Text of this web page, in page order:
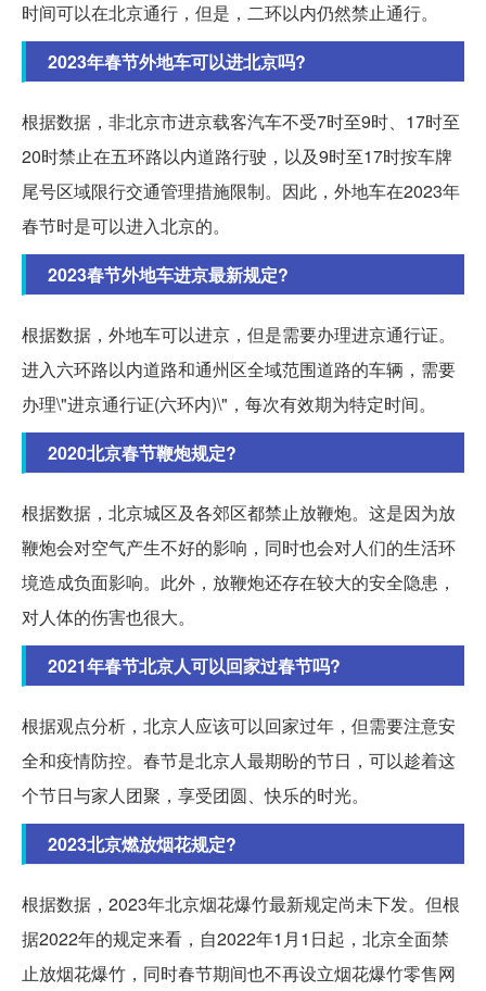
时间可以在北京通行，但是，二环以内仍然禁止通行。
2023年春节外地车可以进北京吗?
根据数据，非北京市进京载客汽车不受7时至9时、17时至
20时禁止在五环路以内道路行驶，以及9时至17时按车牌
尾号区域限行交通管理措施限制。因此，外地车在2023年
春节时是可以进入北京的。
2023春节外地车进京最新规定?
根据数据，外地车可以进京，但是需要办理进京通行证。
进入六环路以内道路和通州区全域范围道路的车辆，需要
办理\"进京通行证(六环内)\"，每次有效期为特定时间。
2020北京春节鞭炮规定?
根据数据，北京城区及各郊区都禁止放鞭炮。这是因为放
鞭炮会对空气产生不好的影响，同时也会对人们的生活环
境造成负面影响。此外，放鞭炮还存在较大的安全隐患，
对人体的伤害也很大。
2021年春节北京人可以回家过春节吗?
根据观点分析，北京人应该可以回家过年，但需要注意安
全和疫情防控。春节是北京人最期盼的节日，可以趁着这
个节日与家人团聚，享受团圆、快乐的时光。
2023北京燃放烟花规定?
根据数据，2023年北京烟花爆竹最新规定尚未下发。但根
据2022年的规定来看，自2022年1月1日起，北京全面禁
止放烟花爆竹，同时春节期间也不再设立烟花爆竹零售网